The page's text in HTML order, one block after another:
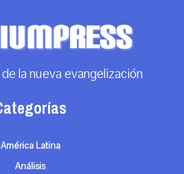
la nueva evangelización
América Latina
Análisis